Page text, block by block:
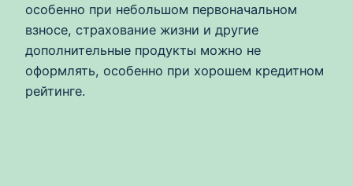
особенно при небольшом первоначальном
взносе, страхование жизни и другие
дополнительные продукты можно не
оформлять, особенно при хорошем кредитном
рейтинге.